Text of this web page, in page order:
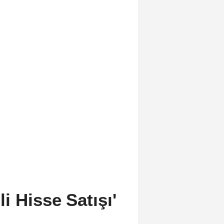
Hisse Satışı'